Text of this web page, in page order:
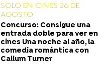
SOLO EN CINES 26 DE
AGOSTO
Concurso: Consigue una
entrada doble para ver en
cines Una noche al año, la
comedia romántica con
Callum Turner